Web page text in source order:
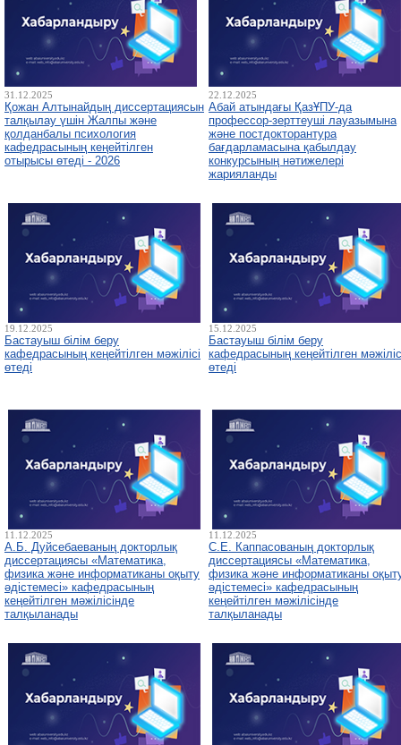
31.12.2025
Қожан Алтынайдың диссертациясын
талқылау үшін Жалпы және
қолданбалы психология
кафедрасының кеңейтілген
отырысы өтеді - 2026
22.12.2025
Абай атындағы ҚазҰПУ-да
профессор-зерттеуші лауазымына
және постдокторантура
бағдарламасына қабылдау
конкурсының нәтижелері
жарияланды
19.12.2025
Бастауыш білім беру
кафедрасының кеңейтілген мәжілісі
өтеді
15.12.2025
Бастауыш білім беру
кафедрасының кеңейтілген
өтеді
11.12.2025
А.Б. Дуйсебаеваның докторлық
диссертациясы «Математика,
физика және информатиканы оқыту
әдістемесі» кафедрасының
кеңейтілген мәжілісінде
талқыланады
11.12.2025
С.Е. Каппасованың докторлық
диссертациясы «Математика,
физика және информатиканы
әдістемесі» кафедрасының
кеңейтілген мәжілісінде
талқыланады